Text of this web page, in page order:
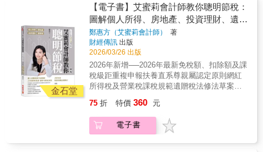
上就能節稅，有超過90％的上班族都沒發現。
做網拍、有外快、斜槓青年，怎麼節稅免稅？ ‧
你有正當收據，政府就會放過你： 給廟裡的香
油錢、為兒女點的光明燈，哪一個才能抵稅？
照顧媽媽的看護費用、幫老爸裝的假牙、青春
期女兒的牙齒矯正， 捐錢給私校辦學，捐錢給
慈善基金會……有錢的人用哪種方式合法節
稅？ ◎把愛與錢一起傳下去──遺產稅篇
代，才有法律效力？ 關於繼承，你拿到的是錢
還是債？得先了解限定繼承與拋棄繼承。 陪我
最久的親人就給最多，法律准許嗎？先弄懂遺
產繼承的應繼分與特留分。 在國稅局眼裡，哪
些財產最值錢？遺產估價決定你能不能繼續當
局法眼， 甚至誤以為，節稅是有錢人才要做的
事，跟自己無關。 但天天在幫老闆做節稅規劃
的信達聯合會計師事務所所長胡碩勻說， 變有
錢的第一步就是懂節稅，因為節稅跟收入多寡
無關， 是一種你對自己財富配置的布局，領死
薪水的上班族更需要。 不論是小資族、頂客
族、單身族，或四口家庭， 小從每月薪水自提
勞退金、買保險，大到數百萬的房屋貸款到遺
產規畫， 只要你搞懂政府收稅的遊戲規則，不
僅可以合法節稅，還能幫自己加薪。 ◎讓錢流
百百種，政府最愛這10種： 薪資、利息、
租賃、財產交易、中獎……這些有憑有據的收
入通通都要報稅， 那麼，領死薪水的你要怎麼
金石堂
【電子書】艾蜜莉會計師教你聰明節稅：
圖解個人所得、房地產、投資理財、遺贈
稅
鄭惠方（艾蜜莉會計師）
著
財經傳訊 出版
2026/03/26 出版
2026年新增──2026年最新免稅額、扣除額及課
稅級距重複申報扶養直系尊親屬認定原則網紅
所得稅及營業稅課稅規範遺贈稅法修法草案重
節稅指南及系統化個人稅務說明。只要有所得
就要繳稅，而所得來源分為以下四種：個人所
得、房地產、投資理財、遺贈稅。本書就這四
75 折 特價 360 元
電子書